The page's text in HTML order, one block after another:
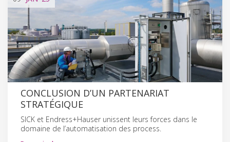
CONCLUSION D’UN PARTENARIAT
STRATÉGIQUE
SICK et Endress+Hauser unissent leurs forces dans le
domaine de l’automatisation des process.